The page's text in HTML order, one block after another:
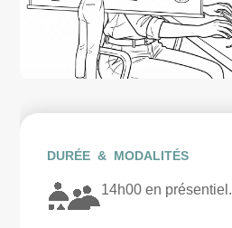
DURÉE & MODALITÉS
14h00 en présentiel.